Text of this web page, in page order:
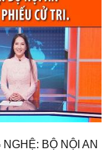
BỘ NỘI AN